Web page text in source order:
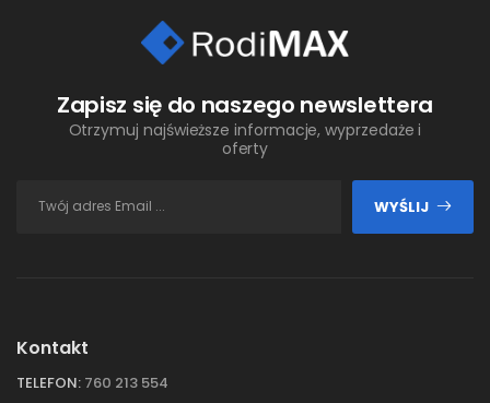
Zapisz się do naszego newslettera
Otrzymuj najświeższe informacje, wyprzedaże i
oferty
WYŚLIJ
Kontakt
TELEFON: 760 213 554